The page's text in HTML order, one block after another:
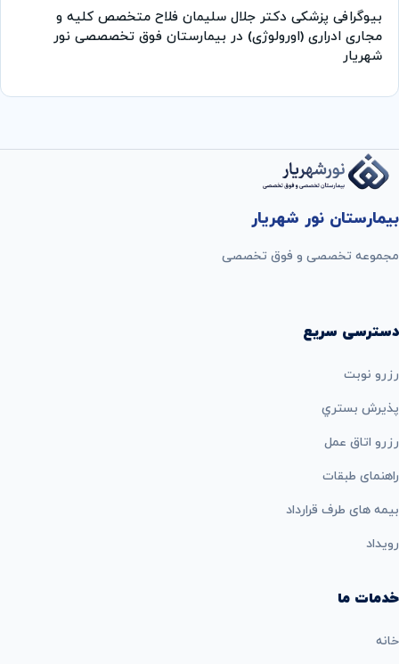
بیوگرافی پزشکی دکتر جلال سلیمان فلاح متخصص کلیه و
مجاری ادراری (اورولوژی) در بیمارستان فوق تخصصصی نور
شهریار
بیمارستان نور شهریار
مجموعه تخصصی و فوق تخصصی
دسترسی سریع
رزرو نوبت
پذيرش بستري
رزرو اتاق عمل
راهنمای طبقات
بيمه های طرف قرارداد
رویداد
خدمات ما
خانه